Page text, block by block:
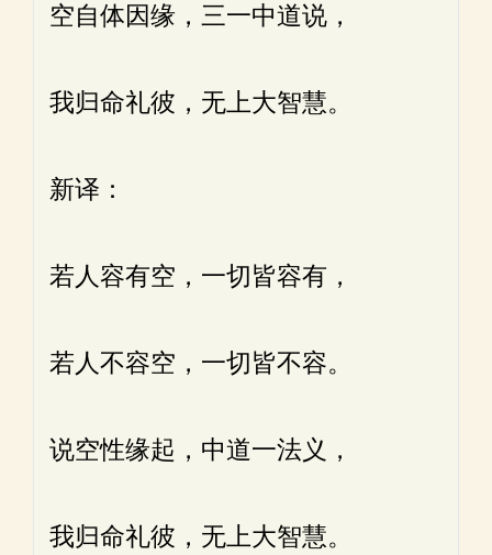
空自体因缘，三一中道说，
我归命礼彼，无上大智慧。
新译：
若人容有空，一切皆容有，
若人不容空，一切皆不容。
说空性缘起，中道一法义，
我归命礼彼，无上大智慧。